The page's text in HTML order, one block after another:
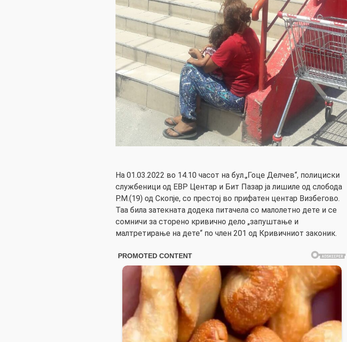
На 01.03.2022 во 14.10 часот на бул.„Гоце Делчев“, полициски
службеници од ЕВР Центар и Бит Пазар ја лишиле од слобода
Р.М.(19) од Скопје, со престој во прифатен центар Визбегово.
Таа била затекната додека питачела со малолетно дете и се
сомничи за сторено кривично дело „запуштање и
малтретирање на дете“ по член 201 од Кривичниот законик.